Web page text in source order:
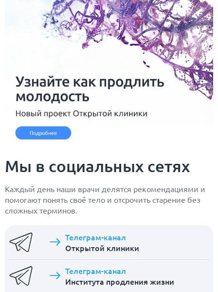
Мы в социальных сетях
Каждый день наши врачи делятся рекомендациями и
помогают понять своё тело и отсрочить старение без
сложных терминов.
Телеграм-канал
Открытой клиники
Телеграм-канал
Института продления жизни